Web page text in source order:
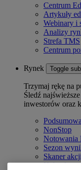
Centrum
Artykuły
Webinary i
Analizy
Strefa TMS
Centrum
Rynek Toggle
Trzymaj rękę na
Śledź
inwestorów oraz
NonStop
Notowania
Sezon
Skaner akcji
Kalendarz